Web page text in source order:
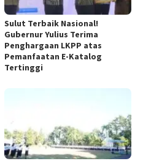
Sulut Terbaik Nasional!
Gubernur Yulius Terima
Penghargaan LKPP atas
Pemanfaatan E-Katalog
Tertinggi